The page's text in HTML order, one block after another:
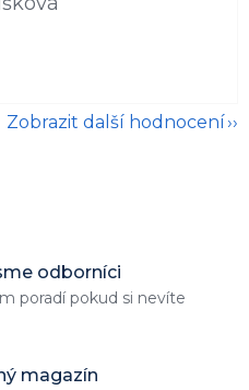
je 5 z 5 hvězdiček.
Zobrazit další hodnocení
odborníci
poradí pokud si nevíte
magazín